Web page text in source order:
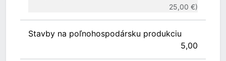
25,00 €)
Stavby na poľnohospodársku produkciu
5,00